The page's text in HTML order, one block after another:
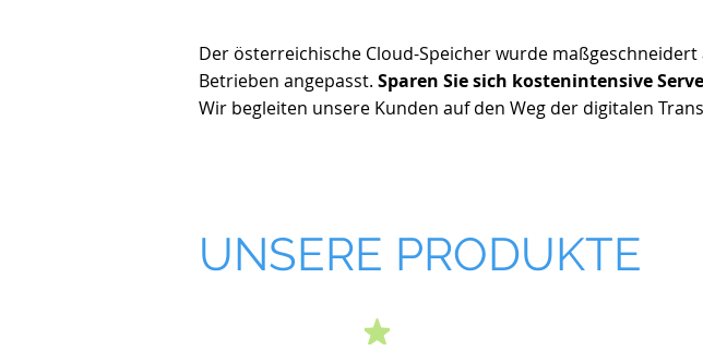
Der österreichische Cloud-Speicher wurde
Betrieben angepasst. Sparen Sie sich kostenintensive
Wir begleiten unsere Kunden auf den Weg der digitalen
UNSERE PRODUKTE